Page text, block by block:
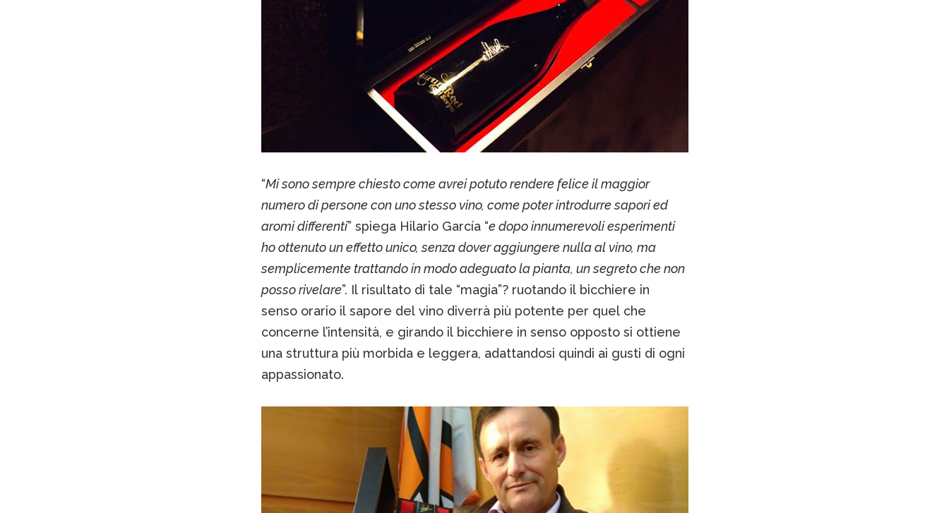
“Mi sono sempre chiesto come avrei potuto rendere felice il maggior
numero di persone con uno stesso vino, come poter introdurre sapori ed
aromi differenti” spiega Hilario García “e dopo innumerevoli esperimenti
ho ottenuto un effetto unico, senza dover aggiungere nulla al vino, ma
semplicemente trattando in modo adeguato la pianta, un segreto che non
posso rivelare”. Il risultato di tale “magia”? ruotando il bicchiere in
senso orario il sapore del vino diverrà più potente per quel che
concerne l’intensità, e girando il bicchiere in senso opposto si ottiene
una struttura più morbida e leggera, adattandosi quindi ai gusti di ogni
appassionato.